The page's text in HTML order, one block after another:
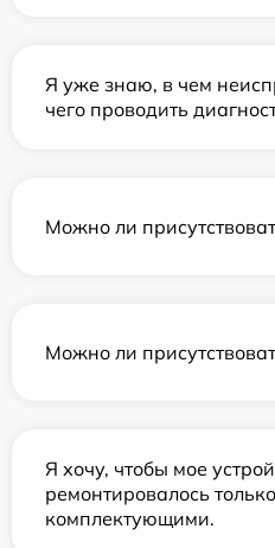
Я уже знаю, в чем
чего проводить
Можно ли
Можно ли
Я хочу, чтобы мое
ремонтировалось
комплектующими.